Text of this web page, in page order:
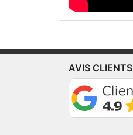
AVIS CLIENTS